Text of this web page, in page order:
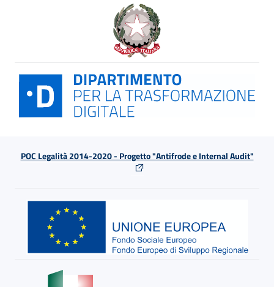
POC Legalità 2014-2020 - Progetto "Antifrode e Internal Audit"